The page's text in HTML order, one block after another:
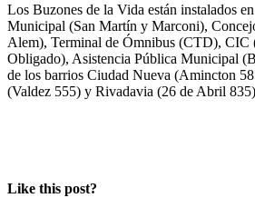
Los Buzones de la Vida están instalados
Municipal (San Martín y Marconi),
Alem), Terminal de Ómnibus (CTD), CIC
Obligado), Asistencia Pública Municipal
de los barrios Ciudad Nueva (Amincton
(Valdez 555) y Rivadavia (26 de Abril
Like this post?